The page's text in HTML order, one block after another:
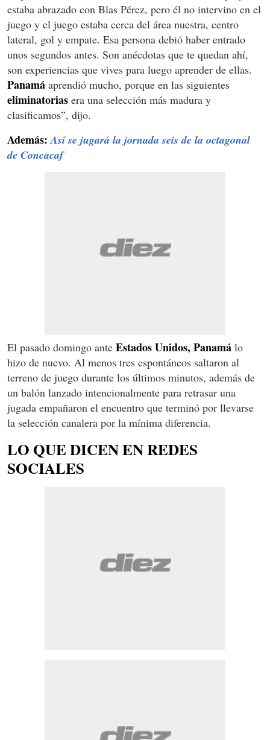
estaba abrazado con Blas Pérez, pero él no intervino en el
juego y el juego estaba cerca del área nuestra, centro
lateral, gol y empate. Esa persona debió haber entrado
unos segundos antes. Son anécdotas que te quedan ahí,
son experiencias que vives para luego aprender de ellas.
Panamá aprendió mucho, porque en las siguientes
eliminatorias era una selección más madura y
clasificamos”, dijo.
Además:Así se jugará la jornada seis de la octagonal
de Concacaf
El pasado domingo ante Estados Unidos, Panamá lo
hizo de nuevo. Al menos tres espontáneos saltaron al
terreno de juego durante los últimos minutos, además de
un balón lanzado intencionalmente para retrasar una
jugada empañaron el encuentro que terminó por llevarse
la selección canalera por la mínima diferencia.
LO QUE DICEN EN REDES
SOCIALES